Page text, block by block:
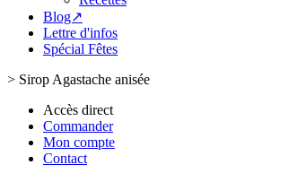
Blog↗
Lettre d'infos
Spécial Fêtes
> Sirop Agastache anisée
Accès direct
Commander
Mon compte
Contact